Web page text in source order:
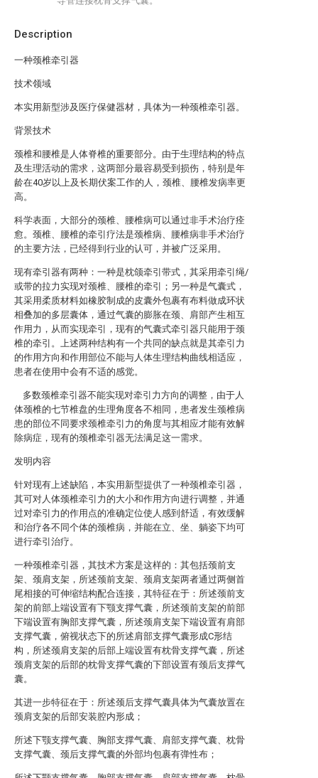
Description
一种颈椎牵引器
技术领域
本实用新型涉及医疗保健器材，具体为一种颈椎牵引器。
背景技术
颈椎和腰椎是人体脊椎的重要部分。由于生理结构的特点
及生理活动的需求，这两部分最容易受到损伤，特别是年
龄在40岁以上及长期伏案工作的人，颈椎、腰椎发病率更
高。
科学表面，大部分的颈椎、腰椎病可以通过非手术治疗痊
愈。颈椎、腰椎的牵引疗法是颈椎病、腰椎病非手术治疗
的主要方法，已经得到行业的认可，并被广泛采用。
现有牵引器有两种：一种是枕颌牵引带式，其采用牵引绳/
或带的拉力实现对颈椎、腰椎的牵引；另一种是气囊式，
其采用柔质材料如橡胶制成的皮囊外包裹有布料做成环状
相叠加的多层囊体，通过气囊的膨胀在颈、肩部产生相互
作用力，从而实现牵引，现有的气囊式牵引器只能用于颈
椎的牵引。上述两种结构有一个共同的缺点就是其牵引力
的作用方向和作用部位不能与人体生理结构曲线相适应，
患者在使用中会有不适的感觉。
多数颈椎牵引器不能实现对牵引力方向的调整，由于人
体颈椎的七节椎盘的生理角度各不相同，患者发生颈椎病
患的部位不同要求颈椎牵引力的角度与其相应才能有效解
除病症，现有的颈椎牵引器无法满足这一需求。
发明内容
针对现有上述缺陷，本实用新型提供了一种颈椎牵引器，
其可对人体颈椎牵引力的大小和作用方向进行调整，并通
过对牵引力的作用点的准确定位使人感到舒适，有效缓解
和治疗各不同个体的颈椎病，并能在立、坐、躺姿下均可
进行牵引治疗。
一种颈椎牵引器，其技术方案是这样的：其包括颈前支
架、颈肩支架，所述颈前支架、颈肩支架两者通过两侧首
尾相接的可伸缩结构配合连接，其特征在于：所述颈前支
架的前部上端设置有下颚支撑气囊，所述颈前支架的前部
下端设置有胸部支撑气囊，所述颈肩支架下端设置有肩部
支撑气囊，俯视状态下的所述肩部支撑气囊形成C形结
构，所述颈肩支架的后部上端设置有枕骨支撑气囊，所述
颈肩支架的后部的枕骨支撑气囊的下部设置有颈后支撑气
囊。
其进一步特征在于：所述颈后支撑气囊具体为气囊放置在
颈肩支架的后部安装腔内形成；
所述下颚支撑气囊、胸部支撑气囊、肩部支撑气囊、枕骨
支撑气囊、颈后支撑气囊的外部均包裹有弹性布；